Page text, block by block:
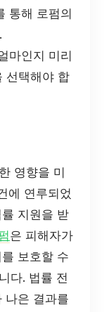
통해 로펌의
마인지 미리
선택해야 합
영향을 미
에 연루되었
지원을 받
은 피해자가
보호할 수
다. 법률 전
나은 결과를